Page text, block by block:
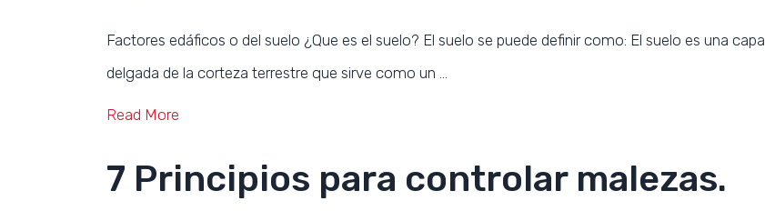
Factores edáficos o del suelo ¿Que es el suelo? El suelo se puede definir como: El suelo es una capa
delgada de la corteza terrestre que sirve como un …
Read More
7 Principios para controlar malezas.